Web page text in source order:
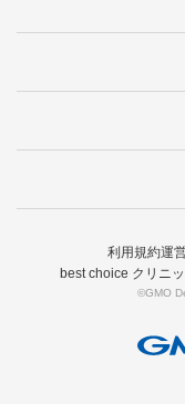
利用規約運
best choice クリニ
©GMO